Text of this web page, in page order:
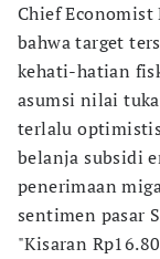
Chief Economist
bahwa target
kehati-hatian
asumsi nilai
terlalu
belanja subsidi
penerimaan
sentimen pasar
"Kisaran